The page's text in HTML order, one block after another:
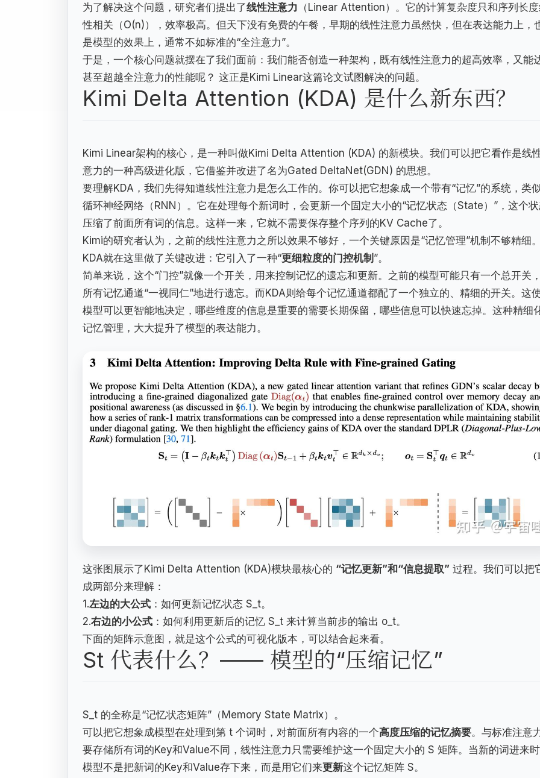
为了解决这个问题，研究者们提出了线性注意力 （Linear Attention）。它的计算复杂度只和序列长
性相关（O(n)），效率极高。但天下没有免费的午餐，早期的线性注意力虽然快，但在表达能力上，
是模型的效果上，通常不如标准的“全注意力”。
于是，一个核心问题就摆在了我们面前：我们能否创造一种架构，既有线性注意力的超高效率，又能
甚至超越全注意力的性能呢？ 这正是Kimi Linear这篇论文试图解决的问题。
Kimi Delta Attention (KDA) 是什么新东西？
Kimi Linear架构的核心，是一种叫做Kimi Delta Attention (KDA) 的新模块。我们可以把它看作是线
意力的一种高级进化版，它借鉴并改进了名为Gated DeltaNet(GDN) 的思想。
要理解KDA，我们先得知道线性注意力是怎么工作的。你可以把它想象成一个带有“记忆”的系统，类
循环神经网络（RNN）。它在处理每个新词时，会更新一个固定大小的“记忆状态（State）”，这个
压缩了前面所有词的信息。这样一来，它就不需要保存整个序列的KV Cache了。
Kimi的研究者认为，之前的线性注意力之所以效果不够好，一个关键原因是“记忆管理”机制不够精细
KDA就在这里做了关键改进：它引入了一种“更细粒度的门控机制 ”。
简单来说，这个“门控”就像一个开关，用来控制记忆的遗忘和更新。之前的模型可能只有一个总开关
所有记忆通道“一视同仁”地进行遗忘。而KDA则给每个记忆通道都配了一个独立的、精细的开关。这
模型可以更智能地决定，哪些维度的信息是重要的需要长期保留，哪些信息可以快速忘掉。这种精细
记忆管理，大大提升了模型的表达能力。
这张图展示了Kimi Delta Attention (KDA)模块最核心的 “记忆更新”和“信息提取” 过程。我们可以把
成两部分来理解：
1.左边的大公式 ：如何更新记忆状态 S_t。
2.右边的小公式 ：如何利用更新后的记忆 S_t 来计算当前步的输出 o_t。
下面的矩阵示意图，就是这个公式的可视化版本，可以结合起来看。
St 代表什么？—— 模型的“压缩记忆”
S_t 的全称是“记忆状态矩阵”（Memory State Matrix）。
可以把它想象成模型在处理到第 t 个词时，对前面所有内容的一个高度压缩的记忆摘要。与标准注意
要存储所有词的Key和Value不同，线性注意力只需要维护这一个固定大小的 S 矩阵。当新的词进来
模型不是把新词的Key和Value存下来，而是用它们来更新这个记忆矩阵 S。